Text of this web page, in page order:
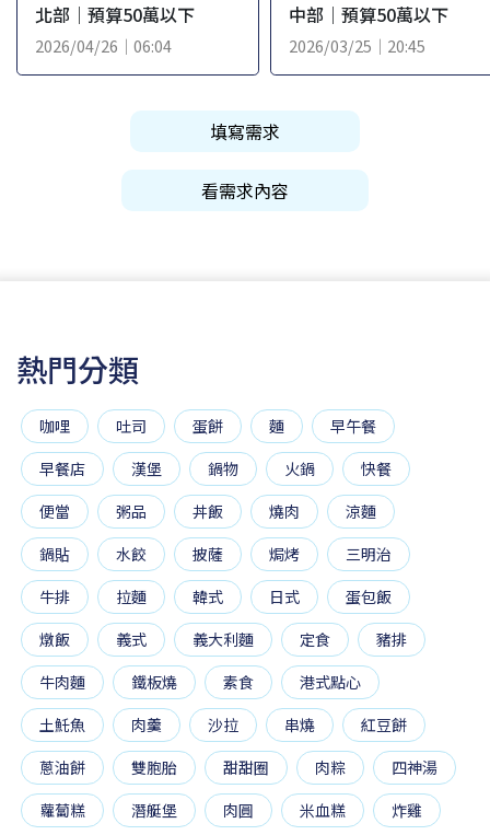
北部｜預算50萬以下
2026/04/26｜06:04
中部｜預算50萬以下
2026/03/25｜20:45
填寫需求
看需求內容
熱門分類
咖哩 吐司 蛋餅 麵
早午餐
早餐店
漢堡 鍋物 火鍋
快餐
便當
粥品 丼飯 燒肉
涼麵
鍋貼
水餃 披薩 焗烤
三明治
牛排
拉麵 韓式 日式
蛋包飯
燉飯
義式 義大利麵 定食
豬排
牛肉麵
鐵板燒 素食
港式點心
土魠魚
肉羹 沙拉 串燒
紅豆餅
蔥油餅
雙胞胎 甜甜圈 肉粽
四神湯
蘿蔔糕
潛艇堡 肉圓 米血糕
炸雞